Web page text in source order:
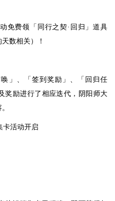
免费领「同行之契·回归」道具
数相关）！
」、「签到奖励」、「回归任
奖励进行了相应迭代，阴阳师大
卡活动开启